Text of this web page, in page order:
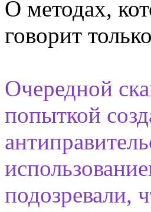
О методах,
говорит
Очередной
попыткой
подозревали,